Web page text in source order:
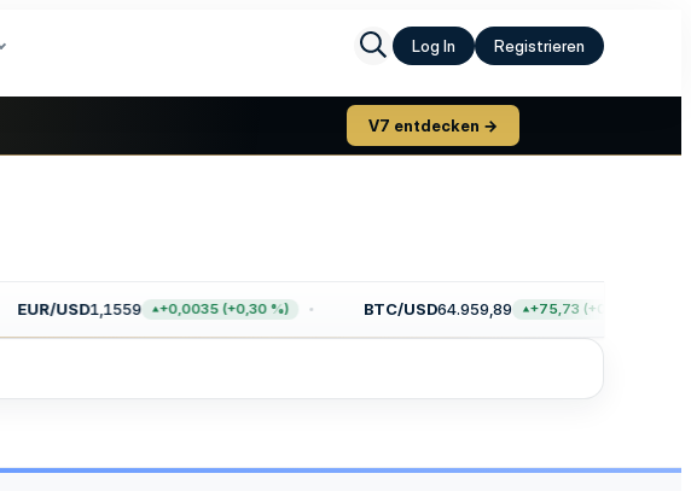
Log In Registrieren
V7 entdecken →
EUR/USD1,1559 +0,0035 (+0,30 %) BTC/USD64.959,89 +75,73 (+0,12 %)